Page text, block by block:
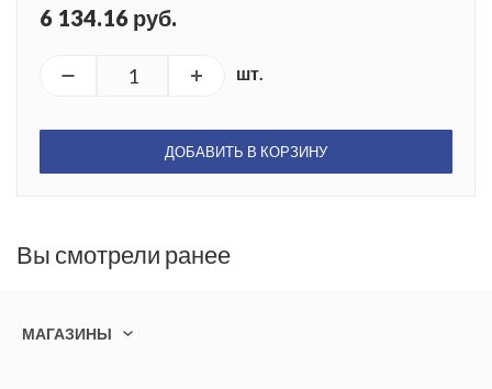
6 134.16 руб.
шт.
ДОБАВИТЬ В КОРЗИНУ
Вы смотрели ранее
МАГАЗИНЫ